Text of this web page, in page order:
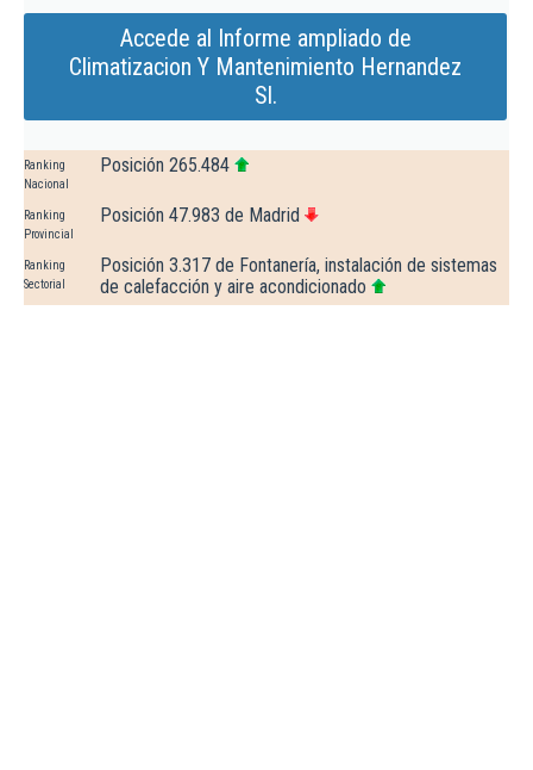
Accede al Informe ampliado de
Climatizacion Y Mantenimiento Hernandez
Sl.
Ranking
Nacional
Posición 265.484
Ranking
Provincial
Posición 47.983 de Madrid
Ranking
Sectorial
Posición 3.317 de Fontanería, instalación de sistemas
de calefacción y aire acondicionado